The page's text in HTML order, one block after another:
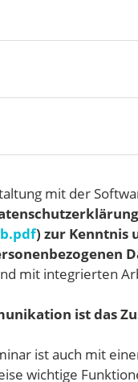
mit der
) zur Kenntnis
mit integrierten
ist das
ist auch mit
wichtige